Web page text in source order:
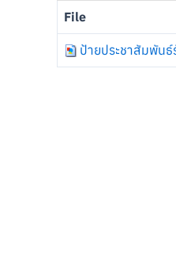
File
ป้ายประชาสัมพัน